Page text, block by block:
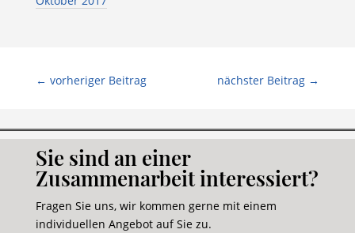
← vorheriger Beitrag nächster Beitrag →
Sie sind an einer
Zusammenarbeit interessiert?
Fragen Sie uns, wir kommen gerne mit einem
individuellen Angebot auf Sie zu.